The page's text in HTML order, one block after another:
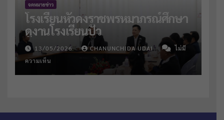
จดหมายข่าว
โรงเรียนหัวดงราชพรหมาภรณ์ศึกษา
ดูงานโรงเรียนปัว
13/05/2026 CHANUNCHIDA UDAI
ไม่มี
ความเห็น